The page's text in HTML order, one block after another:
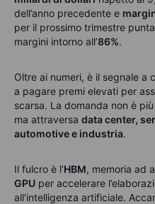
dell’anno precedente e
per il prossimo trimestre
margini intorno all’86%.
Oltre ai numeri, è il segnale
a pagare premi elevati per
scarsa. La domanda non è
ma attraversa data center,
automotive e industria.
Il fulcro è l’HBM, memoria ad
GPU per accelerare
all’intelligenza artificiale.